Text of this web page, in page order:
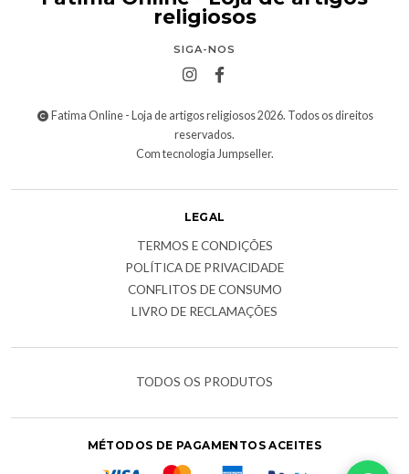
religiosos
SIGA-NOS
Fatima Online - Loja de artigos religiosos 2026. Todos os direitos
reservados.
Com tecnologia Jumpseller.
LEGAL
TERMOS E CONDIÇÕES
POLÍTICA DE PRIVACIDADE
CONFLITOS DE CONSUMO
LIVRO DE RECLAMAÇÕES
TODOS OS PRODUTOS
MÉTODOS DE PAGAMENTOS ACEITES